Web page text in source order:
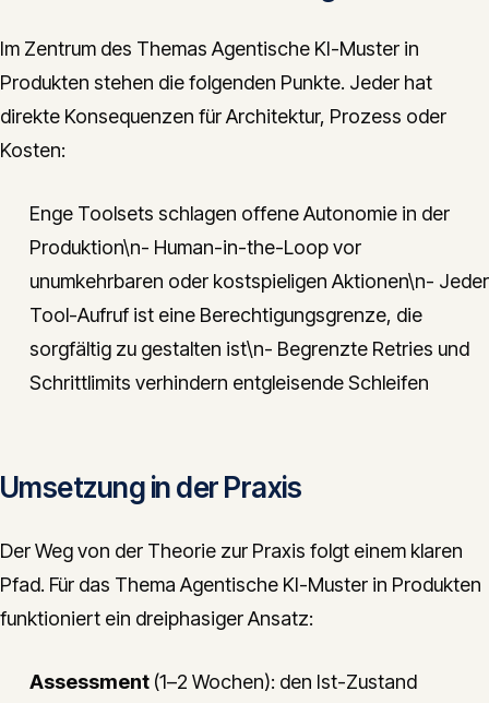
Im Zentrum des Themas Agentische KI-Muster in
Produkten stehen die folgenden Punkte. Jeder hat
direkte Konsequenzen für Architektur, Prozess oder
Kosten:
Enge Toolsets schlagen offene Autonomie in der
Produktion\n- Human-in-the-Loop vor
unumkehrbaren oder kostspieligen Aktionen\n- Jeder
Tool-Aufruf ist eine Berechtigungsgrenze, die
sorgfältig zu gestalten ist\n- Begrenzte Retries und
Schrittlimits verhindern entgleisende Schleifen
Umsetzung in der Praxis
Der Weg von der Theorie zur Praxis folgt einem klaren
Pfad. Für das Thema Agentische KI-Muster in Produkten
funktioniert ein dreiphasiger Ansatz:
Assessment (1–2 Wochen): den Ist-Zustand